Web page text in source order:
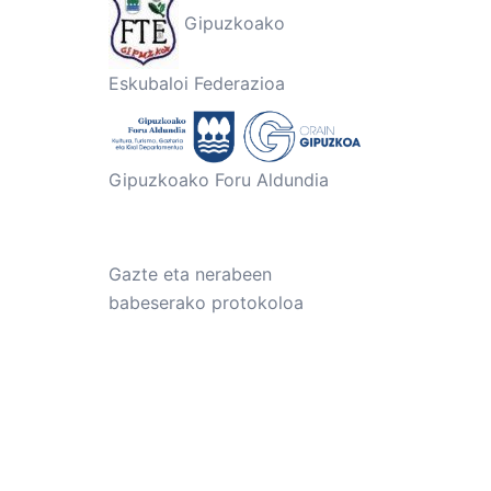
Gipuzkoako
Eskubaloi Federazioa
Gipuzkoako Foru Aldundia
Gazte eta nerabeen
babeserako protokoloa